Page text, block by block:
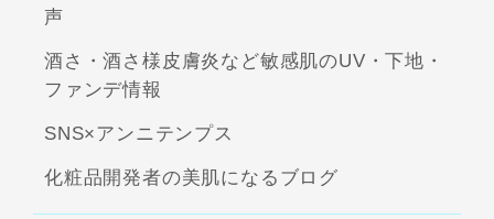
声
酒さ・酒さ様皮膚炎など敏感肌のUV・下地・
ファンデ情報
SNS×アンニテンプス
化粧品開発者の美肌になるブログ